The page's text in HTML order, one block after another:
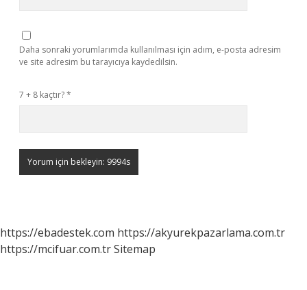
Daha sonraki yorumlarımda kullanılması için adım, e-posta adresim
ve site adresim bu tarayıcıya kaydedilsin.
7 + 8 kaçtır?*
https://ebadestek.com https://akyurekpazarlama.com.tr
https://mcifuar.com.trSitemap